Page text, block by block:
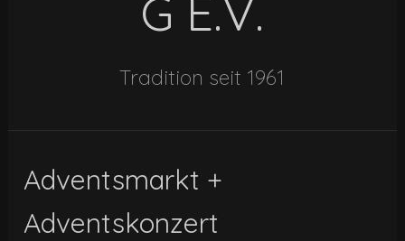
G E.V.
Tradition seit 1961
Adventsmarkt +
Adventskonzert